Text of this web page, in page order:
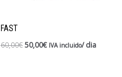
FAST
60,00€50,00€ IVA incluido/ dia